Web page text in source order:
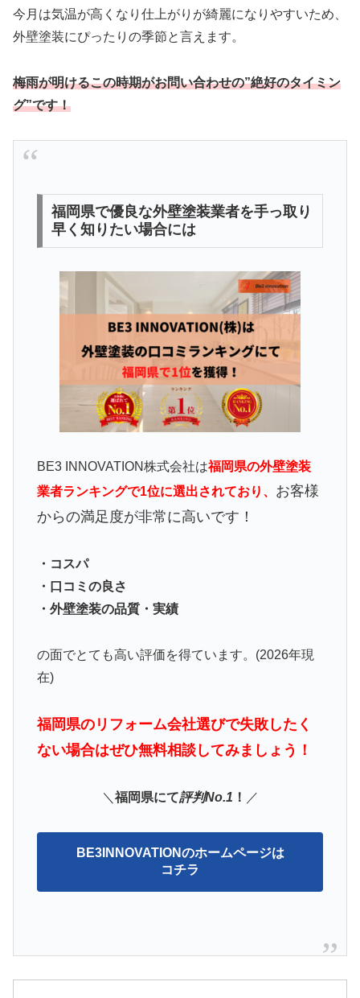
今月は気温が高くなり仕上がりが綺麗になりやすいため、
外壁塗装にぴったりの季節と言えます。
梅雨が明けるこの時期がお問い合わせの”絶好のタイミン
グ”です！
福岡県で優良な外壁塗装業者を手っ取り
早く知りたい場合には
BE3 INNOVATION株式会社は福岡県の外壁塗装
業者ランキングで1位に選出されており、 お客様
からの満足度が非常に高いです！
・コスパ
・口コミの良さ
・外壁塗装の品質・実績
の面でとても高い評価を得ています。(2026年現
在)
福岡県のリフォーム会社選びで失敗したく
ない場合はぜひ無料相談してみましょう！
＼ 福岡県にて評判No.1 ！ ／
BE3INNOVATIONのホームページは
コチラ